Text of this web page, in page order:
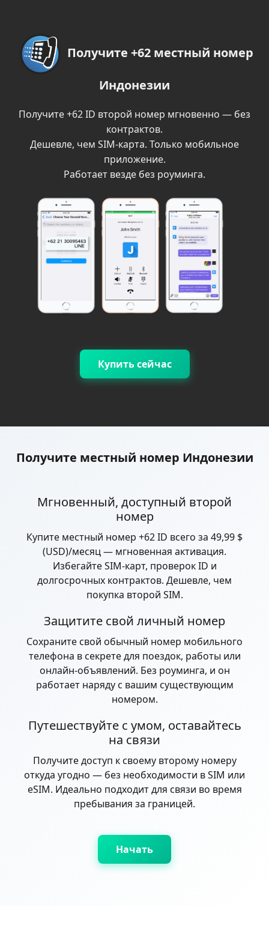
Получите +62 местный номер
Индонезии
Получите +62 ID второй номер мгновенно — без
контрактов.
Дешевле, чем SIM-карта. Только мобильное
приложение.
Работает везде без роуминга.
Купить сейчас
Получите местный номер Индонезии
Мгновенный, доступный второй
номер
Купите местный номер +62 ID всего за 49,99 $
(USD)/месяц — мгновенная активация.
Избегайте SIM-карт, проверок ID и
долгосрочных контрактов. Дешевле, чем
покупка второй SIM.
Защитите свой личный номер
Сохраните свой обычный номер мобильного
телефона в секрете для поездок, работы или
онлайн-объявлений. Без роуминга, и он
работает наряду с вашим существующим
номером.
Путешествуйте с умом, оставайтесь
на связи
Получите доступ к своему второму номеру
откуда угодно — без необходимости в SIM или
eSIM. Идеально подходит для связи во время
пребывания за границей.
Начать